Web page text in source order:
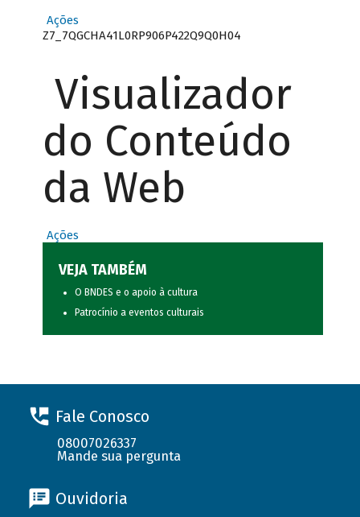
Ações
Z7_7QGCHA41L0RP906P422Q9Q0H04
Visualizador
do Conteúdo
da Web
Ações
VEJA TAMBÉM
O BNDES e o apoio à cultura
Patrocínio a eventos culturais
Fale Conosco
08007026337
Mande sua pergunta
Ouvidoria